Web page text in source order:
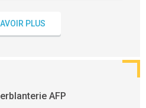
PLUS
AFP